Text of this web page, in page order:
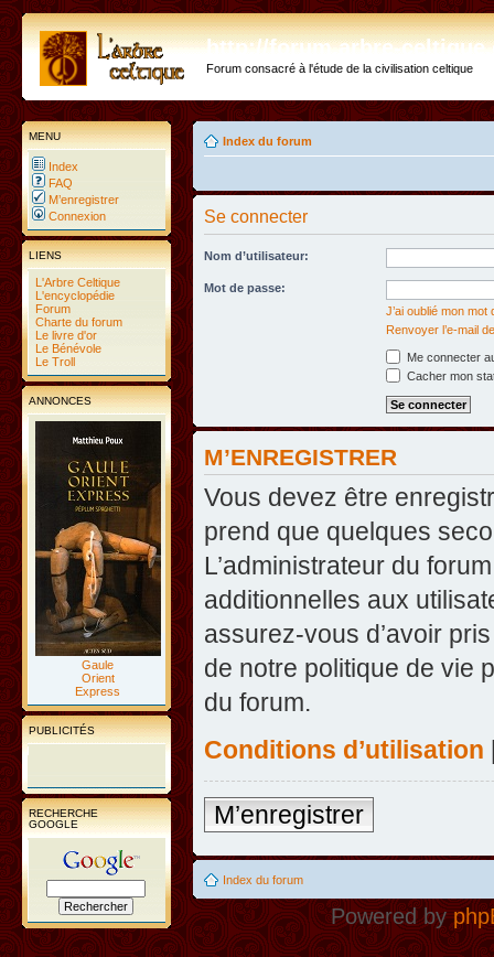
http://forum.arbre-
Forum consacré à l'étude de la civilisation celtique
MENU
Index
FAQ
M’enregistrer
Connexion
LIENS
L'Arbre Celtique
L'encyclopédie
Forum
Charte du forum
Le livre d'or
Le Bénévole
Le Troll
ANNONCES
Gaule
Orient
Express
PUBLICITÉS
RECHERCHE
GOOGLE
Index du forum
Se connecter
Nom d’utilisateur:
Mot de passe:
J’ai oublié mon mot
Renvoyer l’e-mail
Me connecter
Cacher mon
M’ENREGISTRER
Vous devez être
prend que quelques
L’administrateur du
additionnelles aux
assurez-vous d’avoir
de notre politique de vie
du forum.
Conditions d’utilisation
M’enregistrer
Index du forum
Powered by